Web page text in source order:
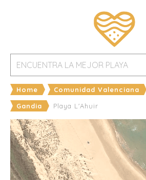
Home Comunidad Valenciana
Gandia
Playa L'Ahuir